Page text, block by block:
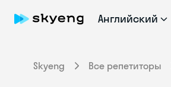
Английский
Skyeng Все репетиторы